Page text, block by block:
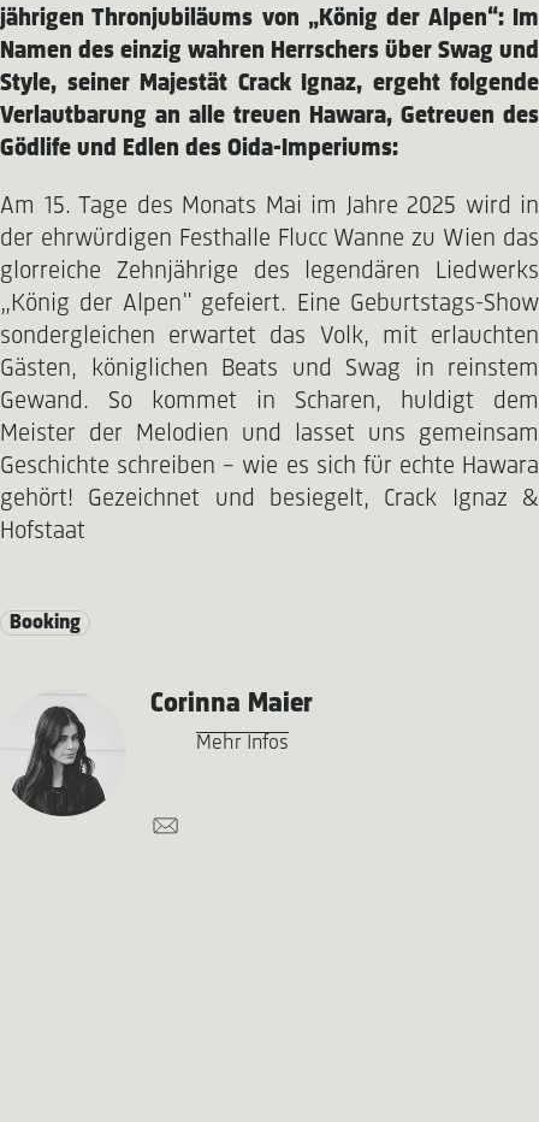
jährigen Thronjubiläums von „König der Alpen“: Im
Namen des einzig wahren Herrschers über Swag und
Style, seiner Majestät Crack Ignaz, ergeht folgende
Verlautbarung an alle treuen Hawara, Getreuen des
Gödlife und Edlen des Oida-Imperiums:
Am 15. Tage des Monats Mai im Jahre 2025 wird in
der ehrwürdigen Festhalle Flucc Wanne zu Wien das
glorreiche Zehnjährige des legendären Liedwerks
„König der Alpen" gefeiert. Eine Geburtstags-Show
sondergleichen erwartet das Volk, mit erlauchten
Gästen, königlichen Beats und Swag in reinstem
Gewand. So kommet in Scharen, huldigt dem
Meister der Melodien und lasset uns gemeinsam
Geschichte schreiben – wie es sich für echte Hawara
gehört! Gezeichnet und besiegelt, Crack Ignaz &
Hofstaat
Booking
Corinna Maier
Mehr Infos